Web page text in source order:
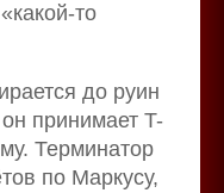
то
до руин
принимает T-
Терминатор
по Маркусу,